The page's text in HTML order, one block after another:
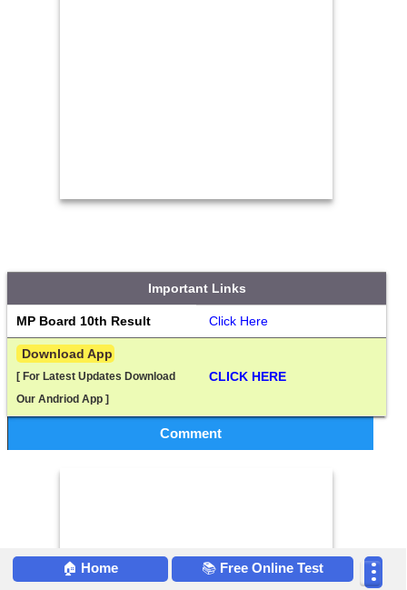
Important Links
MP Board 10th Result Click Here
Download App
[ For Latest Updates Download
Our Andriod App ]
CLICK HERE
🏠 Home 📚 Free Online Test
Comment